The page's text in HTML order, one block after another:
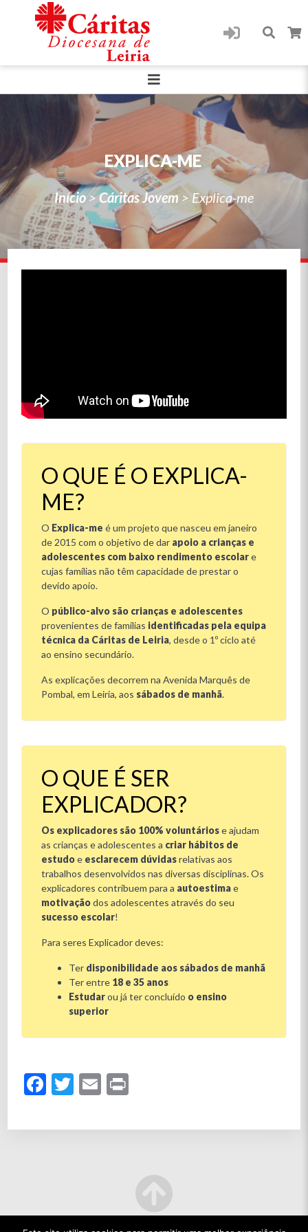
EXPLICA-ME
Início>Cáritas Jovem >Explica-me
O QUE É O EXPLICA-
ME?
O Explica-me é um projeto que nasceu em janeiro
de 2015 com o objetivo de dar apoio a crianças e
adolescentes com baixo rendimento escolare
cujas famílias não têm capacidade de prestar o
devido apoio.
O público-alvo são crianças e adolescentes
provenientes de famílias identificadas pela equipa
técnica da Cáritas de Leiria, desde o 1º ciclo até
ao ensino secundário.
As explicações decorrem na Avenida Marquês de
Pombal, em Leiria, aos sábados de manhã.
O QUE É SER
EXPLICADOR?
Os explicadores são 100% voluntáriose ajudam
as crianças e adolescentes a criar hábitos de
estudoe esclarecem dúvidasrelativas aos
trabalhos desenvolvidos nas diversas disciplinas. Os
explicadores contribuem para a autoestimae
motivaçãodos adolescentes através do seu
sucesso escolar!
Para seres Explicador deves:
Ter disponibilidade aos sábados de manhã
Ter entre 18 e 35 anos
Estudarou já ter concluído o ensino
superior
Facebook
Twitter
Email